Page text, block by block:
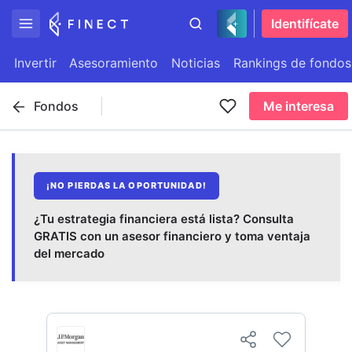
Identifícate
Invertir Asesoramiento Noticias Rankings de fondos
Fondos Me interesa
¡NO PIERDAS LA OPORTUNIDAD!
¿Tu estrategia financiera está lista? Consulta
GRATIS con un asesor financiero y toma ventaja
del mercado